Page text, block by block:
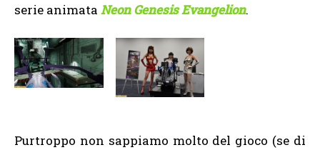
serie animata Neon Genesis Evangelion.
Purtroppo non sappiamo molto del gioco (se di